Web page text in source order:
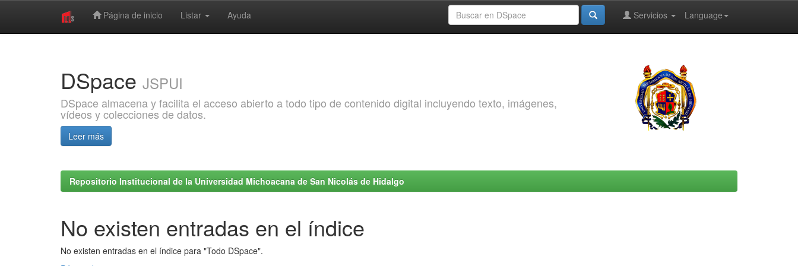
Página de inicio Listar Ayuda Language
Servicios
DSpace JSPUI
DSpace almacena y facilita el acceso abierto a todo tipo de contenido digital incluyendo texto, imágenes,
vídeos y colecciones de datos.
Leer más
Repositorio Institucional de la Universidad Michoacana de San Nicolás de Hidalgo
No existen entradas en el índice
No existen entradas en el índice para "Todo DSpace".